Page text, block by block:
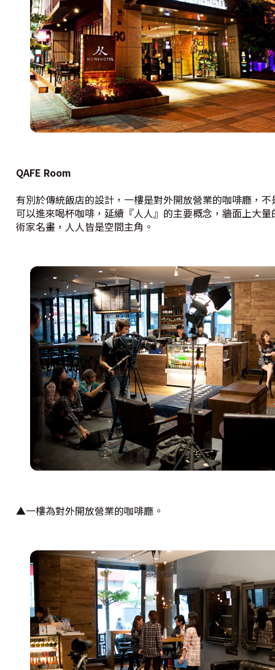
QAFE Room
有別於傳統飯店的設計，一樓是對外開放營業的咖啡廳，
可以進來喝杯咖啡，延續『人人』的主要概念，牆面上大
術家名畫，人人皆是空間主角。
▲一樓為對外開放營業的咖啡廳。